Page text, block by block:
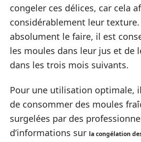
congeler ces délices, car cela
considérablement leur texture.
absolument le faire, il est
les moules dans leur jus et de
dans les trois mois suivants.
Pour une utilisation optimale,
de consommer des moules
surgelées par des
d’informations sur la congélation